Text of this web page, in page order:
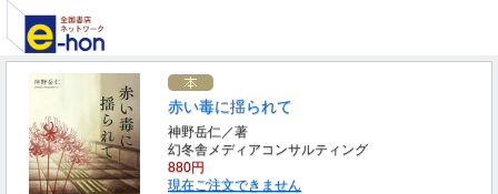
赤い毒に揺られて
神野岳仁／著
幻冬舎メディアコンサルティング
880円
現在ご注文できません